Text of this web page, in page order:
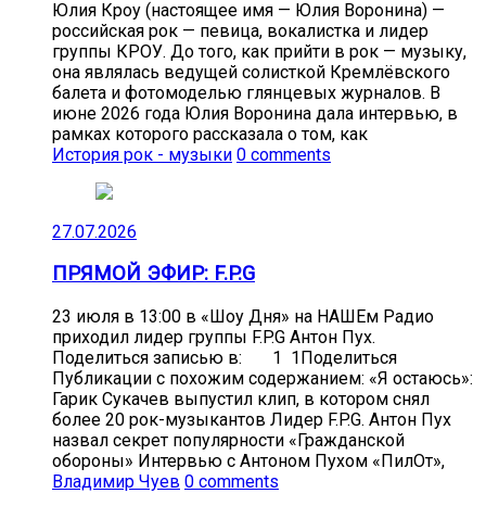
Юлия Кроу (настоящее имя — Юлия Воронина) —
российская рок — певица, вокалистка и лидер
группы КРОУ. До того, как прийти в рок — музыку,
она являлась ведущей солисткой Кремлёвского
балета и фотомоделью глянцевых журналов. В
июне 2026 года Юлия Воронина дала интервью, в
рамках которого рассказала о том, как
История рок - музыки 0 comments
27.07.2026
ПРЯМОЙ ЭФИР: F.P.G
23 июля в 13:00 в «Шоу Дня» на НАШЕм Радио
приходил лидер группы F.P.G Антон Пух.
Поделиться записью в: 1 1Поделиться
Публикации с похожим содержанием: «Я остаюсь»:
Гарик Сукачев выпустил клип, в котором снял
более 20 рок-музыкантов Лидер F.P.G. Антон Пух
назвал секрет популярности «Гражданской
обороны» Интервью с Антоном Пухом «ПилОт»,
Владимир Чуев 0 comments